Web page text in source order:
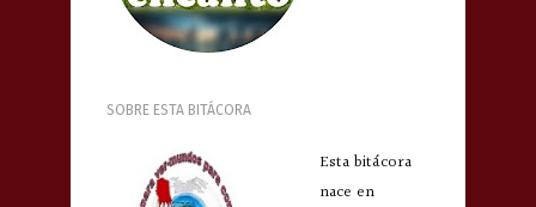
SOBRE ESTA BITÁCORA
Esta bitácora
nace en